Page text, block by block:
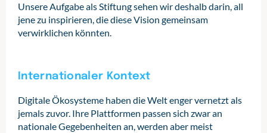
Unsere Aufgabe als Stiftung sehen wir deshalb darin, all
jene zu inspirieren, die diese Vision gemeinsam
verwirklichen könnten.
Internationaler Kontext
Digitale Ökosysteme haben die Welt enger vernetzt als
jemals zuvor. Ihre Plattformen passen sich zwar an
nationale Gegebenheiten an, werden aber meist